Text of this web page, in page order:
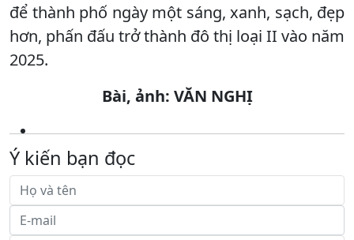
để thành phố ngày một sáng, xanh, sạch, đẹp
hơn, phấn đấu trở thành đô thị loại II vào năm
2025.
Bài, ảnh: VĂN NGHỊ
Ý kiến bạn đọc